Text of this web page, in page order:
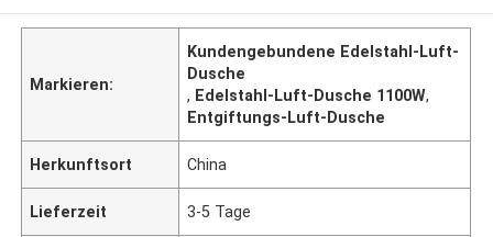
Markieren:
Kundengebundene Edelstahl-Luft-
Dusche
, Edelstahl-Luft-Dusche 1100W,
Entgiftungs-Luft-Dusche
Herkunftsort China
Lieferzeit 3-5 Tage